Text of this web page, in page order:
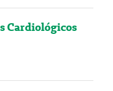
Cardiológicos